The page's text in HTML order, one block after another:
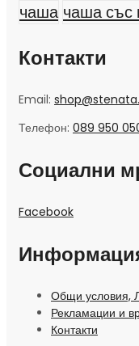
чаша чаша със
Контакти
Email:
Телефон: 089 950
Социални
Facebook
Общи условия,
Рекламации и
Контакти